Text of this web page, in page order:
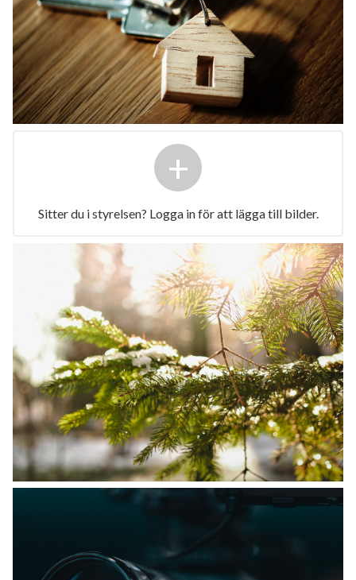
+
Sitter du i styrelsen? Logga in för att lägga till bilder.